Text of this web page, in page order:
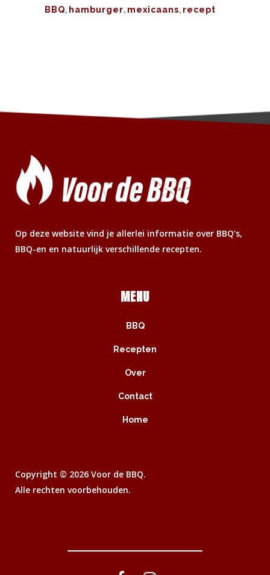
BBQ, hamburger, mexicaans, recept
Op deze website vind je allerlei informatie over BBQ’s,
BBQ-en en natuurlijk verschillende recepten.
MENU
BBQ
Recepten
Over
Contact
Home
Copyright © 2026 Voor de BBQ.
Alle rechten voorbehouden.